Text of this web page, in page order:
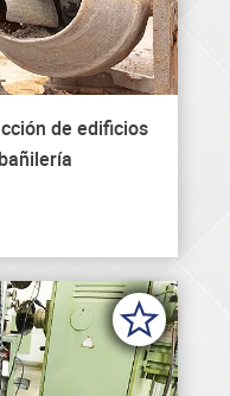
de edificios